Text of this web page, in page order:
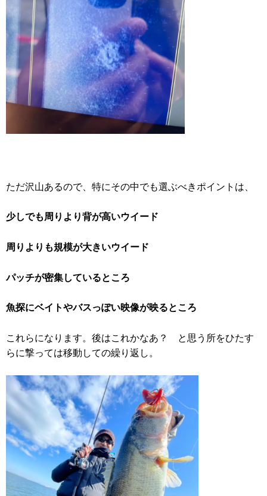
ただ沢山あるので、特にその中でも選ぶべきポイントは、
少しでも周りより背が高いウイード
周りよりも規模が大きいウイード
パッチが密集しているところ
魚探にベイトやバスっぽい映像が映るところ
これらになります。後はこれかなあ？ と思う所をひたす
らに撃っては移動しての繰り返し。